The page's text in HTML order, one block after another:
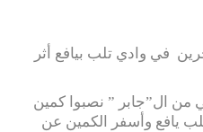
في وادي تلب بيافع أثر
ال”جابر ” نصبوا كمين
يافع وأسفر الكمين عن